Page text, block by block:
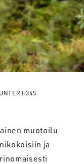
H34S
muotoilu
ja